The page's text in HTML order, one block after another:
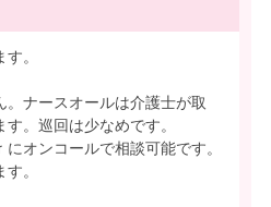
。
ナースオールは介護士が取
。巡回は少なめです。
オンコールで相談可能です。
。